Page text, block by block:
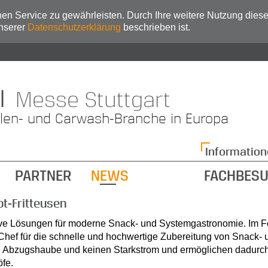
Service zu gewährleisten. Durch Ihre weitere Nutzung
Datenschutzerklärung beschrieben ist.
| Messe Stuttgart
und Carwash-Branche in Europa
PARTNER NEWS
Fritteusen
Lösungen für moderne Snack- und Systemgastronomie. Im
für die schnelle und hochwertige Zubereitung von Snack-
und keinen Starkstrom und ermöglichen